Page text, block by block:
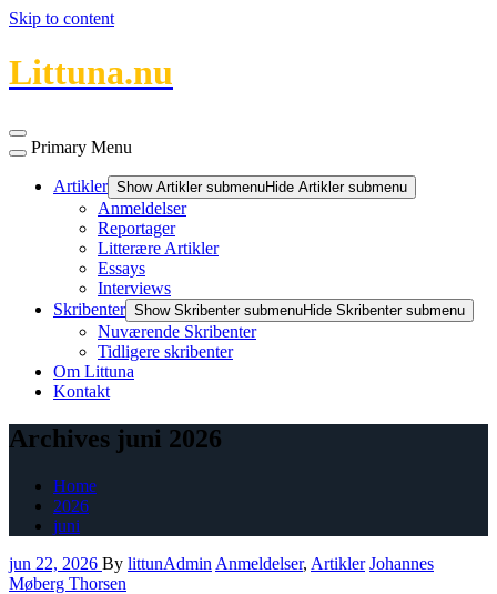
Skip to content
Littuna.nu
Primary Menu
Artikler Show Artikler submenuHide Artikler submenu
Anmeldelser
Reportager
Litterære Artikler
Essays
Interviews
Skribenter Show Skribenter submenuHide Skribenter submenu
Nuværende Skribenter
Tidligere skribenter
Om Littuna
Kontakt
Archives juni 2026
Home
2026
juni
jun 22, 2026 By littunAdmin Anmeldelser, Artikler Johannes
Møberg Thorsen